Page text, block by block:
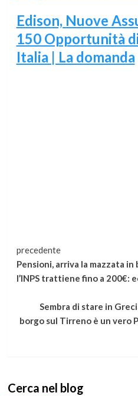
Edison, Nuove
150 Opportunità
Italia | La domanda
Continua
a
leggere
precedente
Pensioni, arriva la mazzata in
l’INPS trattiene fino a 200€:
Sembra di stare in
borgo sul Tirreno è un vero
Cerca nel blog